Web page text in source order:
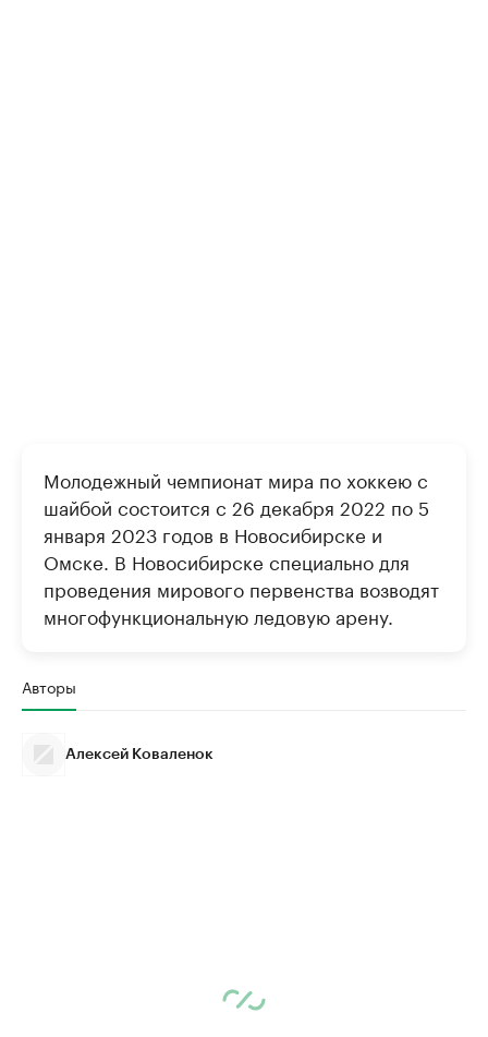
Молодежный чемпионат мира по хоккею с
шайбой состоится с 26 декабря 2022 по 5
января 2023 годов в Новосибирске и
Омске. В Новосибирске специально для
проведения мирового первенства возводят
многофункциональную ледовую арену.
Авторы
Алексей Коваленок